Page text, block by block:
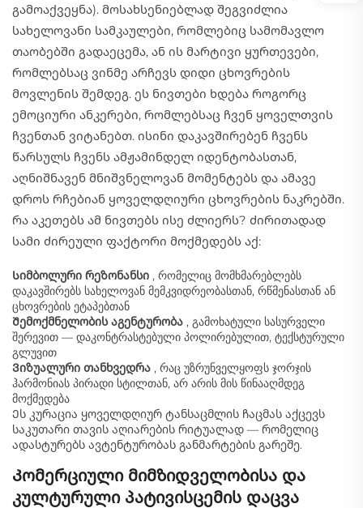
გამოაქვეყნა). მოსახსენიებლად შეგვიძლია
სახელოვანი სამკაულები, რომლებიც სამომავლო
თაობებში გადაეცემა, ან ის მარტივი ყურთევები,
რომლებსაც ვინმე არჩევს დიდი ცხოვრების
მოვლენის შემდეგ. ეს ნივთები ხდება როგორც
ემოციური ანკერები, რომლებსაც ჩვენ ყოველთვის
ჩვენთან ვიტანებთ. ისინი დაკავშირებენ ჩვენს
წარსულს ჩვენს ამჟამინდელ იდენტობასთან,
აღნიშნავენ მნიშვნელოვან მომენტებს და ამავე
დროს რჩებიან ყოველდღიური ცხოვრების ნაკრებში.
რა აკეთებს ამ ნივთებს ისე ძლიერს? ძირითადად
სამი ძირეული ფაქტორი მოქმედებს აქ:
Სიმბოლური რეზონანსი , რომელიც მომხმარებლებს
დაკავშირებს სახელოვან მემკვიდრეობასთან, რწმენასთან ან
ცხოვრების ეტაპებთან
Შემოქმნელობის აგენტურობა , გამოხატული სასურველი
შერევით — დაკონტრასტებული პოლირებულით, ტექსტურული
გლუვით
Ვიზუალური თანხვედრა , რაც უზრუნველყოფს ჯორჯის
ჰარმონიას პირადი სტილთან, არ არის მის წინააღმდეგ
მოქმედება
Ეს კურაცია ყოველდღიურ ტანსაცმლის ჩაცმას აქცევს
საკუთარი თავის აღიარების რიტუალად — რომელიც
ადასტურებს ავტენტურობას განმარტების გარეშე.
Კომერციული მიმზიდველობისა და
კულტურული პატივისცემის დაცვა